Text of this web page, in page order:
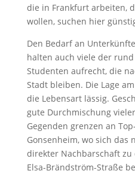
die in Frankfurt arbeiten,
wollen, suchen hier
Den Bedarf an
halten auch viele der
Studenten aufrecht, die
Stadt bleiben. Die Lage
die Lebensart lässig.
gute Durchmischung
Gegenden grenzen an
Gonsenheim, wo sich das
direkter Nachbarschaft
Elsa-Brändström-Straße